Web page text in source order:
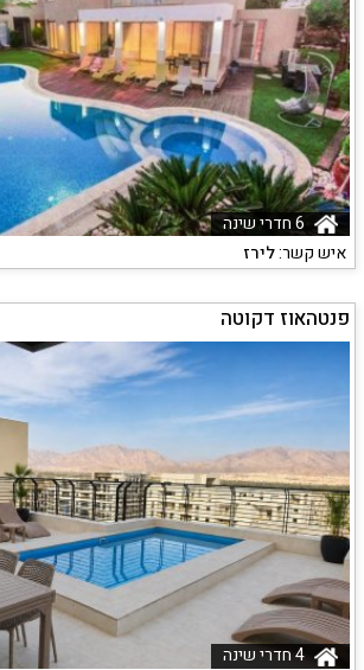
איש קשר:לירז
פנטהאוז דקוטה